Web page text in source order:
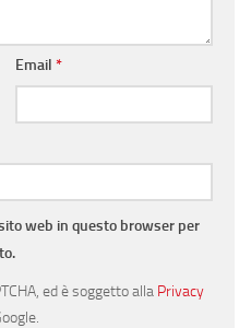
Email *
web in questo browser per
ed è soggetto alla Privacy